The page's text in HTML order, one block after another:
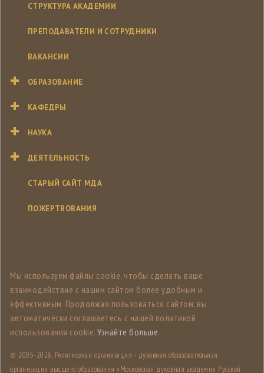
СТРУКТУРА АКАДЕМИИ
ПРЕПОДАВАТЕЛИ И СОТРУДНИКИ
ВАКАНСИИ
ОБРАЗОВАНИЕ
КАФЕДРЫ
НАУКА
ДЕЯТЕЛЬНОСТЬ
СТАРЫЙ САЙТ МДА
ПОЖЕРТВОВАНИЯ
Мы используем файлы cookie, чтобы сделать ваше
взаимодействие с нашим сайтом более удобным и
эффективным. Продолжая пользоваться сайтом, вы
автоматически соглашаетесь с нашей политикой
использования cookie. Узнайте больше.
© 2005-2026, Религиозная организация - духовная образовательная
организация высшего образования «Московская духовная академия Русской